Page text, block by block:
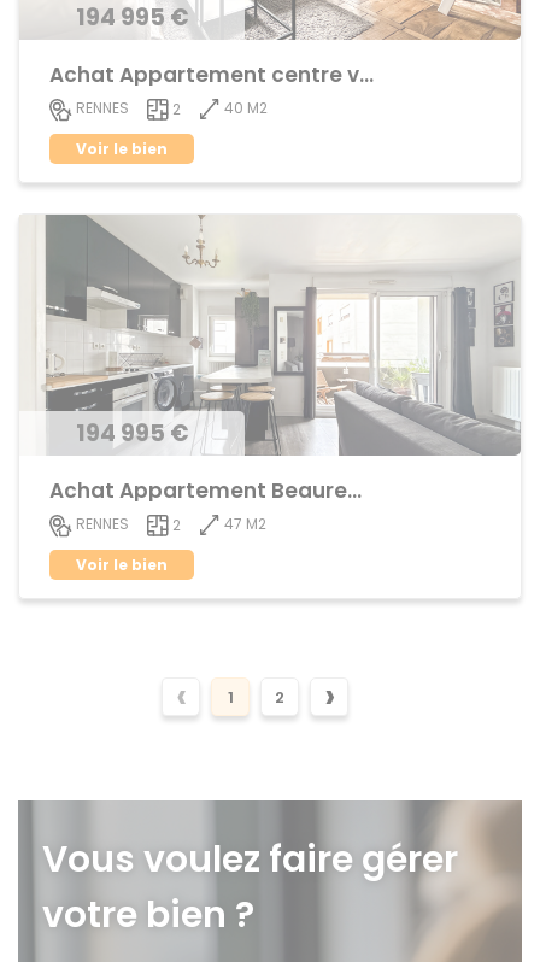
194 995 €
Achat Appartement centre ville
RENNES 2
40 M2
Voir le bien
194 995 €
Achat Appartement Beauregard
RENNES 2
47 M2
Voir le bien
‹ 1 2 ›
Vous voulez faire gérer
votre bien ?